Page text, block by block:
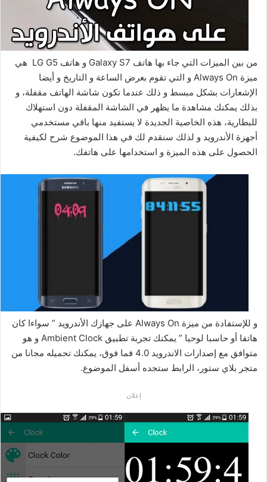
من بين الميزات التي جاء بها هاتف Galaxy S7 و هاتف LG G5 هي
ميزة Always On و التي تقوم بعرض الساعة و التاريخ و أيضا
الإشعارات بشكل مبسط و ذلك عندما تكون شاشة الهاتف مقفلة، و
بذلك يمكنك مشاهدة ما يظهر في الشاشة المقفلة دون استهلاك
للبطارية، هذه الخاصية الجديدة لا يستفيد منها باقي مستخدمي
أجهزة الأندرويد و لذلك سنقدم لك في هذا الموضوع شرح لكيفية
الحصول على هذه الميزة و استخدامها على هاتفك.
و للإستفادة من ميزة Always On على جهازك الأندرويد ” سواءا كان
هاتفا أو حاسبا لوحيا ” يمكنك تجربة تطبيق Ambient Clock و هو
متوافق مع إصدارات الاندرويد 4.0 فما فوق، يمكنك تحميله مجانا من
متجر بلاي ستور، الرابط ستجده أسفل الموضوع.
إعلان